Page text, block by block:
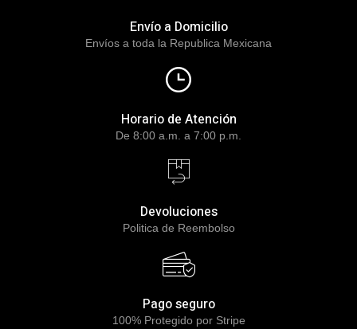
Envío a Domicilio
Envíos a toda la Republica Mexicana
Horario de Atención
De 8:00 a.m. a 7:00 p.m.
Devoluciones
Politica de Reembolso
Pago seguro
100% Protegido por Stripe